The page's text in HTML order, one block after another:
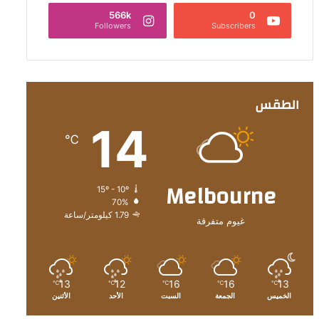
0
Subscribers
566k
Followers
الطقس
Melbourne
غيوم متفرقة
14
℃
15º - 10º
70%
1.79 كيلومتر/ساعة
13
℃
الخميس
16
℃
الجمعة
16
℃
السبت
12
℃
الأحد
13
℃
الأثنين